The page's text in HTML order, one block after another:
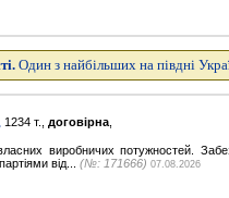
Один з найбільших на півдні
1234 т., договірна
виробничих потужностей.
від... (№: 171666) 07.08.2026